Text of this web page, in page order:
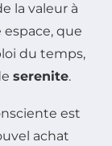
la valeur à
que
du temps,
serenite.
est
achat